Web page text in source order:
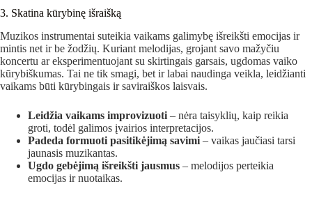
3. Skatina kūrybinę išraišką
Muzikos instrumentai suteikia vaikams galimybę išreikšti emocijas ir
mintis net ir be žodžių. Kuriant melodijas, grojant savo mažyčiu
koncertu ar eksperimentuojant su skirtingais garsais, ugdomas vaiko
kūrybiškumas. Tai ne tik smagi, bet ir labai naudinga veikla, leidžianti
vaikams būti kūrybingais ir saviraiškos laisvais.
Leidžia vaikams improvizuoti – nėra taisyklių, kaip reikia
groti, todėl galimos įvairios interpretacijos.
Padeda formuoti pasitikėjimą savimi – vaikas jaučiasi tarsi
jaunasis muzikantas.
Ugdo gebėjimą išreikšti jausmus – melodijos perteikia
emocijas ir nuotaikas.